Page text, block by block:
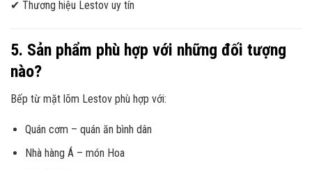
✔ Thương hiệu Lestov uy tín
5. Sản phẩm phù hợp với những đối tượng
nào?
Bếp từ mặt lõm Lestov phù hợp với:
Quán cơm – quán ăn bình dân
Nhà hàng Á – món Hoa